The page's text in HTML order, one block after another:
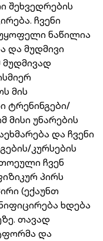
შეხვედრების
ჩვენი
ნაწილია
და მუდმივი
მის
ტრენინგები/
მისი უნარების
და ჩვენი
კურსების
ჩვენ
პირს
(ექაუნთ
ხდება
თავად
და